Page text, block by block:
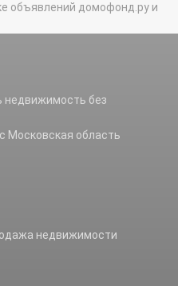
объявлений домофонд.ру и
недвижимость без
Московская область